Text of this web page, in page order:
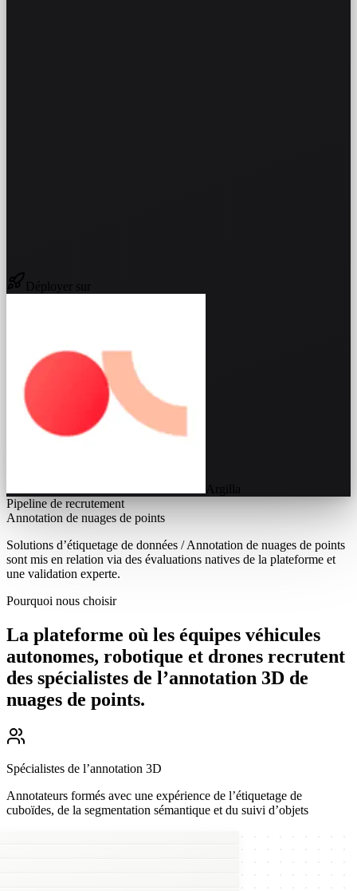
Déployer sur
Argilla
Pipeline de recrutement
Annotation de nuages de points
Solutions d’étiquetage de données / Annotation de nuages de points
sont mis en relation via des évaluations natives de la plateforme et
une validation experte.
Pourquoi nous choisir
La plateforme où les équipes véhicules
autonomes, robotique et drones recrutent
des spécialistes de l’annotation 3D de
nuages de points.
Spécialistes de l’annotation 3D
Annotateurs formés avec une expérience de l’étiquetage de
cuboïdes, de la segmentation sémantique et du suivi d’objets